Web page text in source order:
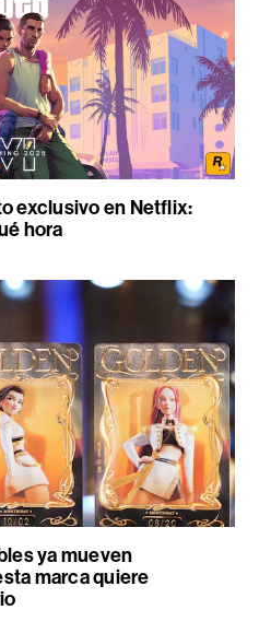
exclusivo en Netflix:
hora
ya mueven
marca quiere